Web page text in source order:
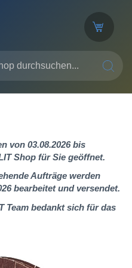
SUCHE
von 03.08.2026 bis
Shop für Sie geöffnet.
Aufträge werden
bearbeitet und versendet.
Team bedankt sich für das